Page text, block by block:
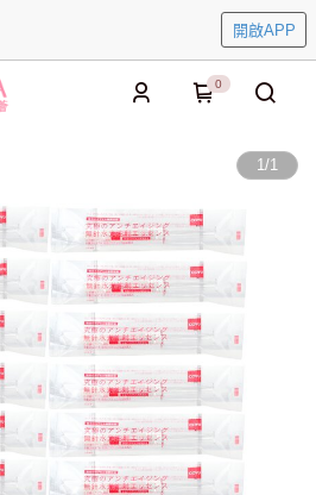
開啟APP
0
1/1